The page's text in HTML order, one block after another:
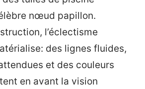
nœud papillon.
l’éclectisme
des lignes fluides,
et des couleurs
en avant la vision